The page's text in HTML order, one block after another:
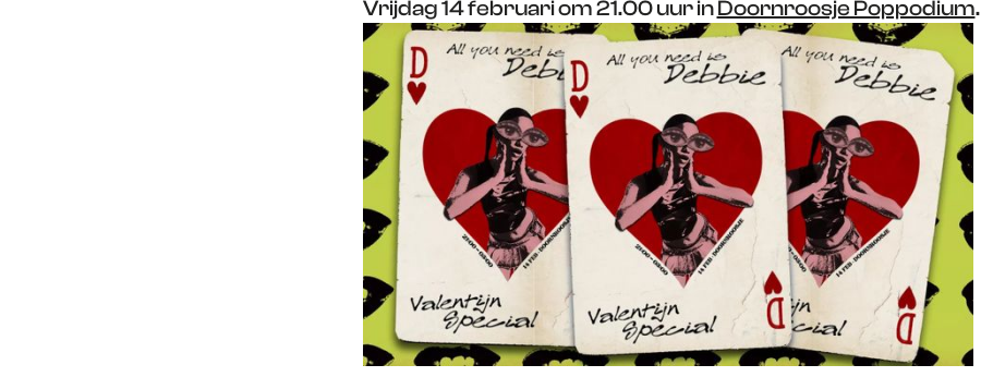
Vrijdag 14 februari om 21.00 uur inDoornroosje Poppodium.